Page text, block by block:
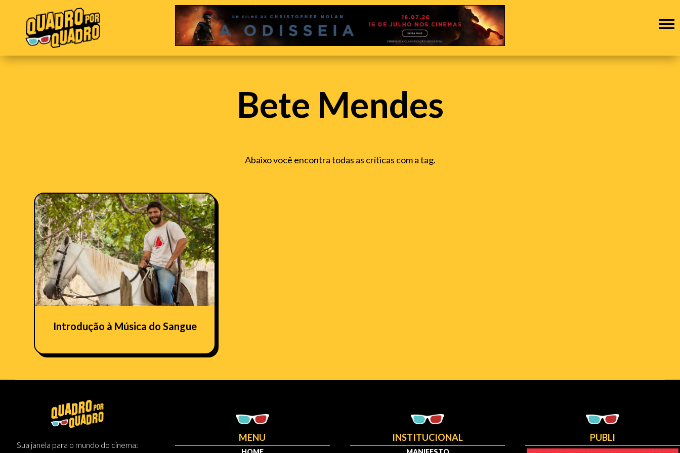
Bete Mendes
Abaixo você encontra todas as críticas com a tag.
Introdução à Música do Sangue
Sua janela para o mundo do cinema:
MENU INSTITUCIONAL PUBLI